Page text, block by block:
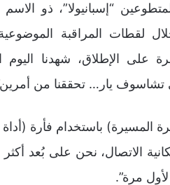
“إسبانيولا”، ذو الاسم
لقطات المراقبة
على الإطلاق، شهدنا اليوم
يار… تحققنا من
المسيرة) باستخدام فأرة
مرة”.